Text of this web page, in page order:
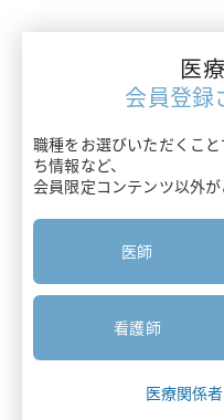
使用期限検索
添付文書ダウンロード
よくあるご質問
安全性情報
主要製品一覧
片頭痛・てんかん・不眠症
骨粗鬆症・リウマチ
感染症
医療サポートTOP
がんゲノム医療トピックス
医療関係者と患者さんのコ
胃癌HER2診断
診療報酬ニュース
押さえておきたい医療安全
患者サポートTOP
患者さん向け資材
疾患啓発サイト・患者さん
医
会員登録
職種をお選びいただくこ
ち情報など、
会員限定コンテンツ以外が
医師
看護師
医療関係